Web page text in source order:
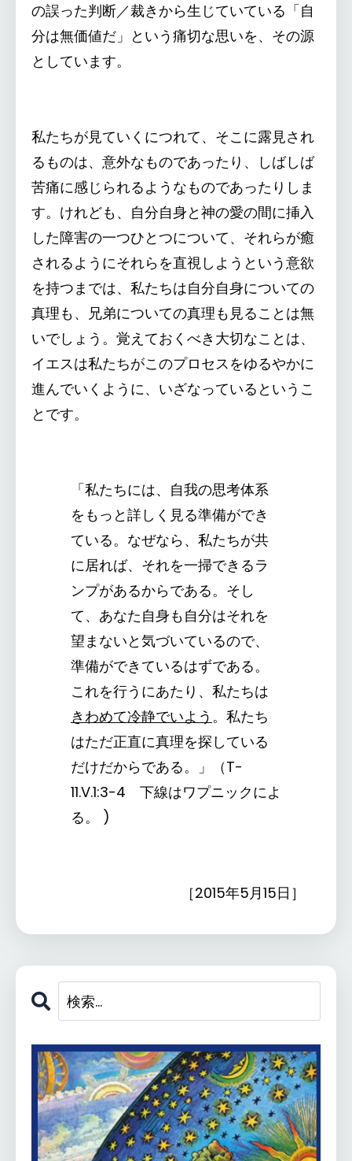
の誤った判断／裁きから生じていている「自
分は無価値だ」という痛切な思いを、その源
としています。
私たちが見ていくにつれて、そこに露見され
るものは、意外なものであったり、しばしば
苦痛に感じられるようなものであったりしま
す。けれども、自分自身と神の愛の間に挿入
した障害の一つひとつについて、それらが癒
されるようにそれらを直視しようという意欲
を持つまでは、私たちは自分自身についての
真理も、兄弟についての真理も見ることは無
いでしょう。覚えておくべき大切なことは、
イエスは私たちがこのプロセスをゆるやかに
進んでいくように、いざなっているというこ
とです。
「私たちには、自我の思考体系
をもっと詳しく見る準備ができ
ている。なぜなら、私たちが共
に居れば、それを一掃できるラ
ンプがあるからである。そし
て、あなた自身も自分はそれを
望まないと気づいているので、
準備ができているはずである。
これを行うにあたり、私たちは
きわめて冷静でいよう 。私たち
はただ正直に真理を探している
だけだからである。」（T-
11.V.1:3-4 下線はワプニックによ
る。 )
［2015年5月15日］